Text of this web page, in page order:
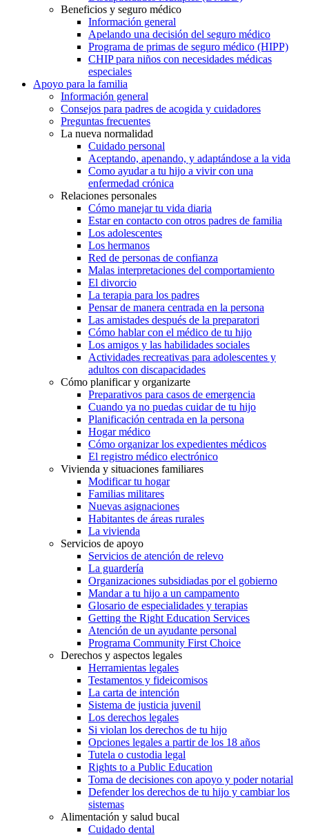
Beneficios y seguro médico
Información general
Apelando una decisión del seguro médico
Programa de primas de seguro médico (HIPP)
CHIP para niños con necesidades médicas
especiales
Apoyo para la familia
Información general
Consejos para padres de acogida y cuidadores
Preguntas frecuentes
La nueva normalidad
Cuidado personal
Aceptando, apenando, y adaptándose a la vida
Como ayudar a tu hijo a vivir con una
enfermedad crónica
Relaciones personales
Cómo manejar tu vida diaria
Estar en contacto con otros padres de familia
Los adolescentes
Los hermanos
Red de personas de confianza
Malas interpretaciones del comportamiento
El divorcio
La terapia para los padres
Pensar de manera centrada en la persona
Las amistades después de la preparatori
Cómo hablar con el médico de tu hijo
Los amigos y las habilidades sociales
Actividades recreativas para adolescentes y
adultos con discapacidades
Cómo planificar y organizarte
Preparativos para casos de emergencia
Cuando ya no puedas cuidar de tu hijo
Planificación centrada en la persona
Hogar médico
Cómo organizar los expedientes médicos
El registro médico electrónico
Vivienda y situaciones familiares
Modificar tu hogar
Familias militares
Nuevas asignaciones
Habitantes de áreas rurales
La vivienda
Servicios de apoyo
Servicios de atención de relevo
La guardería
Organizaciones subsidiadas por el gobierno
Mandar a tu hijo a un campamento
Glosario de especialidades y terapias
Getting the Right Education Services
Atención de un ayudante personal
Programa Community First Choice
Derechos y aspectos legales
Herramientas legales
Testamentos y fideicomisos
La carta de intención
Sistema de justicia juvenil
Los derechos legales
Si violan los derechos de tu hijo
Opciones legales a partir de los 18 años
Tutela o custodia legal
Rights to a Public Education
Toma de decisiones con apoyo y poder notarial
Defender los derechos de tu hijo y cambiar los
sistemas
Alimentación y salud bucal
Cuidado dental